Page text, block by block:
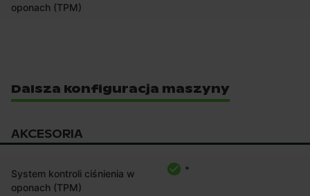
oponach (TPM)
Dalsza konfiguracja maszyny
AKCESORIA
System kontroli ciśnienia w
oponach (TPM)
*